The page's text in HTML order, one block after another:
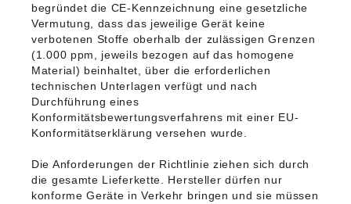
begründet die CE-Kennzeichnung eine gesetzliche
Vermutung, dass das jeweilige Gerät keine
verbotenen Stoffe oberhalb der zulässigen Grenzen
(1.000 ppm, jeweils bezogen auf das homogene
Material) beinhaltet, über die erforderlichen
technischen Unterlagen verfügt und nach
Durchführung eines
Konformitätsbewertungsverfahrens mit einer EU-
Konformitätserklärung versehen wurde.
Die Anforderungen der Richtlinie ziehen sich durch
die gesamte Lieferkette. Hersteller dürfen nur
konforme Geräte in Verkehr bringen und sie müssen